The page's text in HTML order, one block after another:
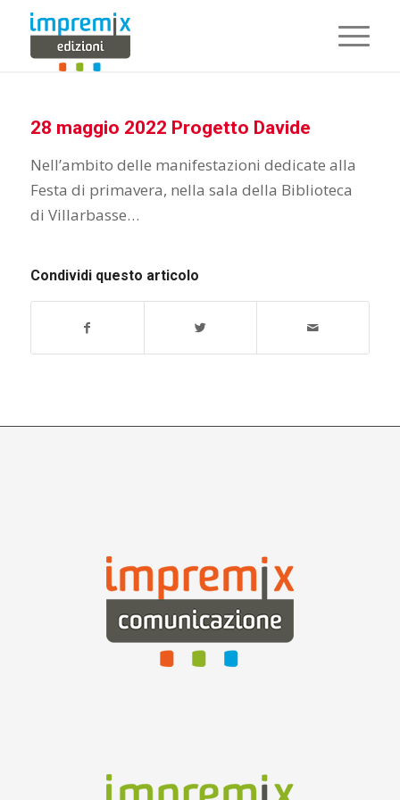
28 maggio 2022 Progetto Davide
Nell’ambito delle manifestazioni dedicate alla
Festa di primavera, nella sala della Biblioteca
di Villarbasse…
Condividi questo articolo